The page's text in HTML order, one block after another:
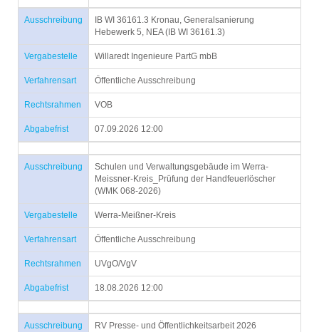
Ausschreibung
IB WI 36161.3 Kronau, Generalsanierung
Hebewerk 5, NEA (IB WI 36161.3)
Vergabestelle Willaredt Ingenieure PartG mbB
Verfahrensart Öffentliche Ausschreibung
Rechtsrahmen VOB
Abgabefrist 07.09.2026 12:00
Ausschreibung
Schulen und Verwaltungsgebäude im Werra-
Meissner-Kreis_Prüfung der Handfeuerlöscher
(WMK 068-2026)
Vergabestelle Werra-Meißner-Kreis
Verfahrensart Öffentliche Ausschreibung
Rechtsrahmen UVgO/VgV
Abgabefrist 18.08.2026 12:00
Ausschreibung
RV Presse- und Öffentlichkeitsarbeit 2026